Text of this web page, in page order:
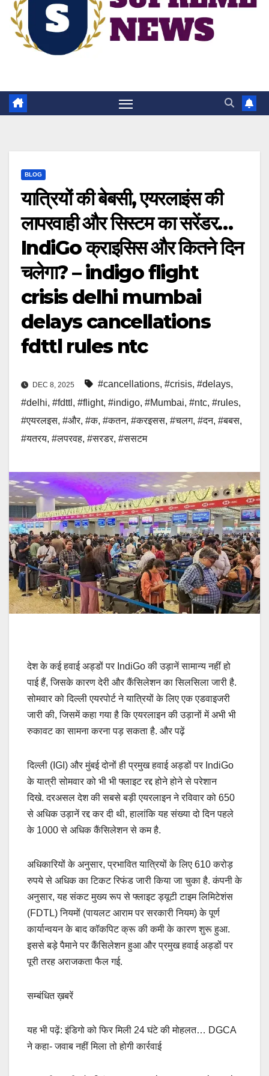
BLOG
यात्रियों की बेबसी, एयरलाइंस की
लापरवाही और सिस्टम का सरेंडर…
IndiGo क्राइसिस और कितने दिन
चलेगा? – indigo flight
crisis delhi mumbai
delays cancellations
fdttl rules ntc
DEC 8, 2025 #cancellations, #crisis, #delays,
#delhi, #fdttl , #flight, #indigo, #Mumbai, #ntc, #rules,
#एयरलइस, #और, #क, #कतन, #करइसस, #चलग, #दन, #बबस,
#यतरय, #लपरवह, #सरडर, #ससटम
देश के कई हवाई अड्डों पर IndiGo की उड़ानें सामान्य नहीं हो
पाई हैं, जिसके कारण देरी और कैंसिलेशन का सिलसिला जारी है.
सोमवार को दिल्ली एयरपोर्ट ने यात्रियों के लिए एक एडवाइजरी
जारी की, जिसमें कहा गया है कि एयरलाइन की उड़ानों में अभी भी
रुकावट का सामना करना पड़ सकता है. और पढ़ें
दिल्ली (IGI) और मुंबई दोनों ही प्रमुख हवाई अड्डों पर IndiGo
के यात्री सोमवार को भी भी फ्लाइट रद्द होने होने से परेशान
दिखे. दरअसल देश की सबसे बड़ी एयरलाइन ने रविवार को 650
से अधिक उड़ानें रद्द कर दी थी, हालांकि यह संख्या दो दिन पहले
के 1000 से अधिक कैंसिलेशन से कम है.
अधिकारियों के अनुसार, प्रभावित यात्रियों के लिए 610 करोड़
रुपये से अधिक का टिकट रिफंड जारी किया जा चुका है. कंपनी के
अनुसार, यह संकट मुख्य रूप से फ्लाइट ड्यूटी टाइम लिमिटेशंस
(FDTL) नियमों (पायलट आराम पर सरकारी नियम) के पूर्ण
कार्यान्वयन के बाद कॉकपिट क्रू की कमी के कारण शुरू हुआ.
इससे बड़े पैमाने पर कैंसिलेशन हुआ और प्रमुख हवाई अड्डों पर
पूरी तरह अराजकता फैल गई.
सम्बंधित ख़बरें
यह भी पढ़ें: इंडिगो को फिर मिली 24 घंटे की मोहलत… DGCA
ने कहा- जवाब नहीं मिला तो होगी कार्रवाई